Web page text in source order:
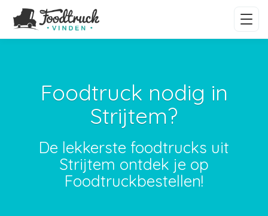
Foodtruck nodig in
Strijtem?
De lekkerste foodtrucks uit
Strijtem ontdek je op
Foodtruckbestellen!